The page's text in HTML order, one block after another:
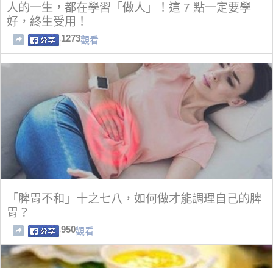
人的一生，都在學習「做人」！這 7 點一定要學
好，終生受用！
1273觀看
「脾胃不和」十之七八，如何做才能調理自己的脾
胃？
950觀看